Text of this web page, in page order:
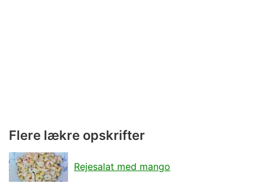
Flere lækre opskrifter
Rejesalat med mango